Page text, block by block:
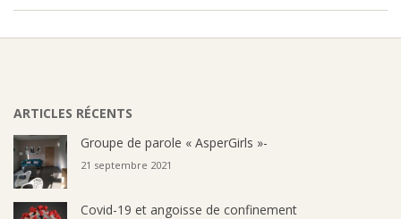
ARTICLES RÉCENTS
Groupe de parole « AsperGirls »-
21 septembre 2021
Covid-19 et angoisse de confinement